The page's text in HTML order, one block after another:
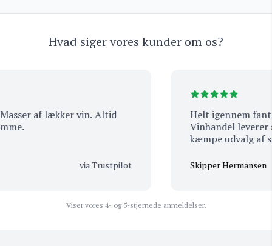
Hvad siger vores kunder om os?
af lækker vin. Altid
via Trustpilot
Helt igennem
Vinhandel leverer
kæmpe udvalg af
smil, engagement
– og som man
igen. En klar favorit!
Skipper Hermansen
Viser vores 4- og 5-stjernede anmeldelser.